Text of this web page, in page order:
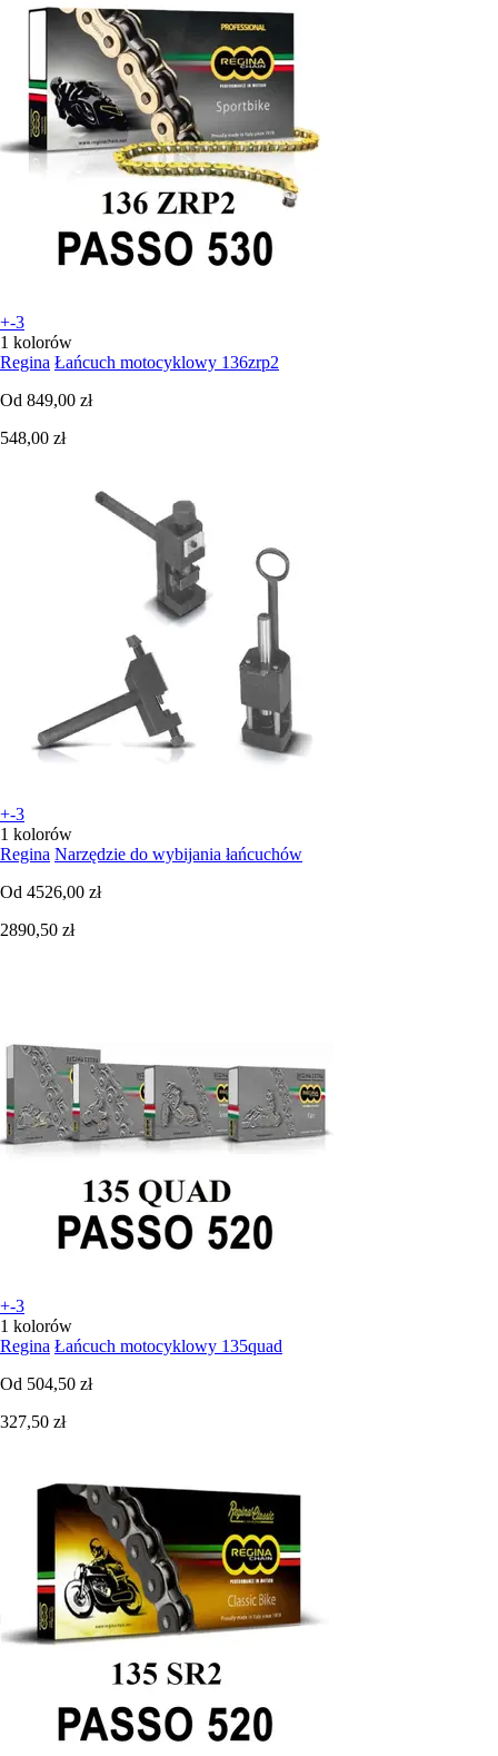
+-3
1 kolorów
Regina Łańcuch motocyklowy 136zrp2
Od 849,00 zł
548,00 zł
+-3
1 kolorów
Regina Narzędzie do wybijania łańcuchów
Od 4526,00 zł
2890,50 zł
+-3
1 kolorów
Regina Łańcuch motocyklowy 135quad
Od 504,50 zł
327,50 zł